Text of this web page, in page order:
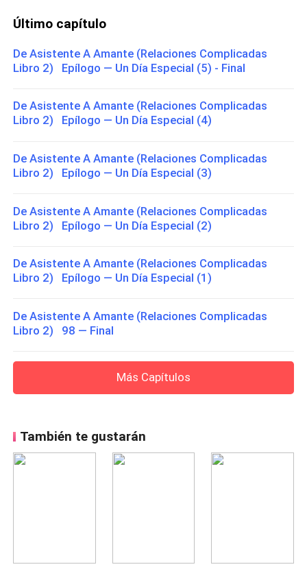
Último capítulo
De Asistente A Amante (Relaciones Complicadas
Libro 2) Epílogo — Un Día Especial (5) - Final
De Asistente A Amante (Relaciones Complicadas
Libro 2) Epílogo — Un Día Especial (4)
De Asistente A Amante (Relaciones Complicadas
Libro 2) Epílogo — Un Día Especial (3)
De Asistente A Amante (Relaciones Complicadas
Libro 2) Epílogo — Un Día Especial (2)
De Asistente A Amante (Relaciones Complicadas
Libro 2) Epílogo — Un Día Especial (1)
De Asistente A Amante (Relaciones Complicadas
Libro 2) 98 — Final
Más Capítulos
También te gustarán